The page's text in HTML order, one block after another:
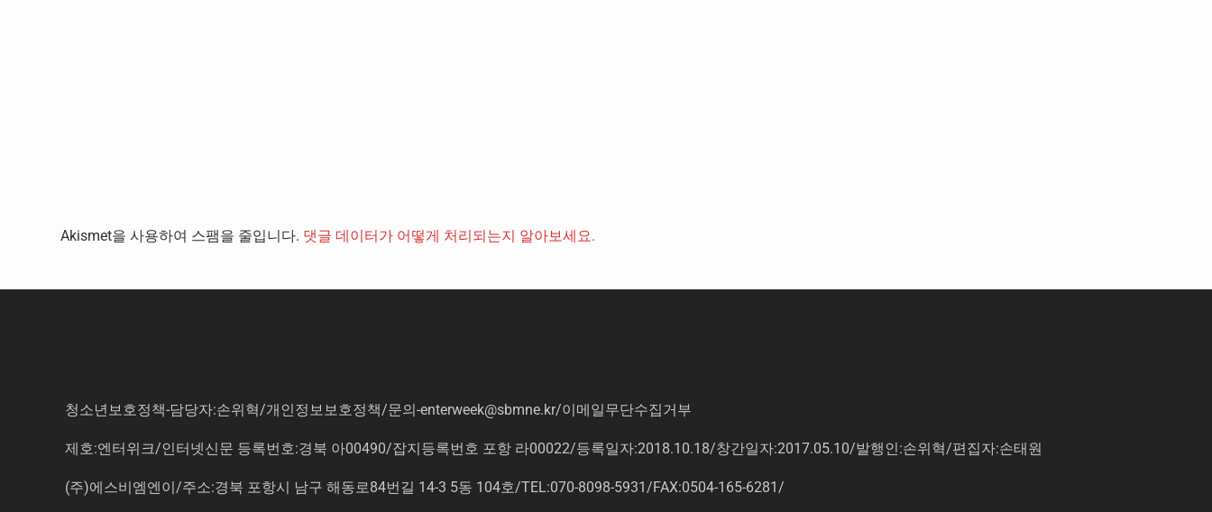
Akismet을 사용하여 스팸을 줄입니다. 댓글 데이터가 어떻게 처리되는지 알아보세요.
청소년보호정책-담당자:손위혁/개인정보보호정책/문의 -enterweek@sbmne.kr/이메일무단수집거부
제호:엔터위크/인터넷신문 등록번호:경북 아00490/잡지등록번호 포항 라00022/등록일자:2018.10.18/창간일자:2017.05.10/발행인:손위혁/편집자:손태원
(주)에스비엠엔이/주소:경북 포항시 남구 해동로84번길 14-3 5동 104호/TEL:070-8098-5931/FAX:0504-165-6281/